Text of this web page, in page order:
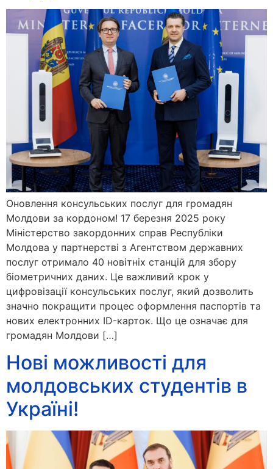
Оновлення консульських послуг для громадян
Молдови за кордоном! 17 березня 2025 року
Міністерство закордонних справ Республіки
Молдова у партнерстві з Агентством державних
послуг отримало 40 новітніх станцій для збору
біометричних даних. Це важливий крок у
цифровізації консульських послуг, який дозволить
значно покращити процес оформлення паспортів та
нових електронних ID-карток. Що це означає для
громадян Молдови […]
Нові можливості для
молдовських студентів в
Україні!